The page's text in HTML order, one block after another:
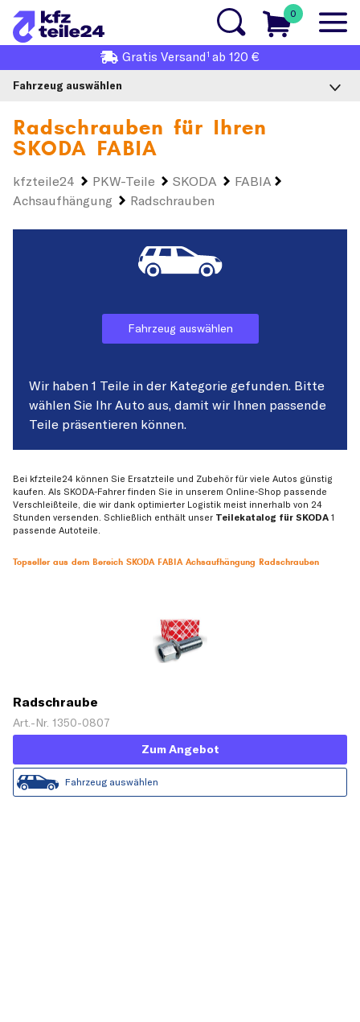
0
Gratis Versand1 ab 120 €
Fahrzeug auswählen
Radschrauben für Ihren
SKODA FABIA
kfzteile24 PKW-Teile SKODA
FABIA
Achsaufhängung
Radschrauben
Fahrzeug auswählen
Wir haben 1 Teile in der Kategorie gefunden. Bitte
wählen Sie Ihr Auto aus, damit wir Ihnen passende
Teile präsentieren können.
Bei kfzteile24 können Sie Ersatzteile und Zubehör für viele Autos günstig
kaufen. Als SKODA-Fahrer finden Sie in unserem Online-Shop passende
Verschleißteile, die wir dank optimierter Logistik meist innerhalb von 24
Stunden versenden. Schließlich enthält unser Teilekatalog für SKODA 1
passende Autoteile.
Topseller aus dem Bereich SKODA FABIA Achsaufhängung Radschrauben
Radschraube
Art.-Nr. 1350-0807
Zum Angebot
Fahrzeug auswählen